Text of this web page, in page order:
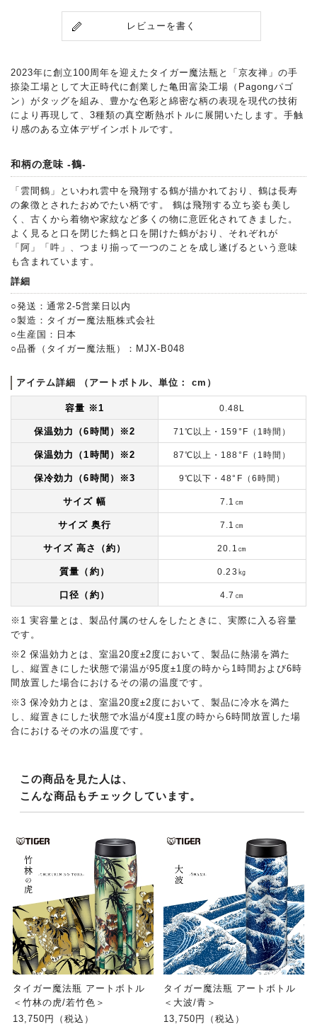
レビューを書く
2023年に創立100周年を迎えたタイガー魔法瓶と「京友禅」の手
捺染工場として大正時代に創業した亀田富染工場（Pagongパゴ
ン）がタッグを組み、豊かな色彩と綿密な柄の表現を現代の技術
により再現して、3種類の真空断熱ボトルに展開いたします。手触
り感のある立体デザインボトルです。
和柄の意味 -鶴-
「雲間鶴」といわれ雲中を飛翔する鶴が描かれており、鶴は長寿
の象徴とされたおめでたい柄です。 鶴は飛翔する立ち姿も美し
く、古くから着物や家紋など多くの物に意匠化されてきました。
よく見ると口を閉じた鶴と口を開けた鶴がおり、それぞれが
「阿」「吽」、つまり揃って一つのことを成し遂げるという意味
も含まれています。
詳細
○発送：通常2-5営業日以内
○製造：タイガー魔法瓶株式会社
○生産国：日本
○品番（タイガー魔法瓶）：MJX-B048
アイテム詳細 （アートボトル、単位： cm）
容量 ※1 0.48L
保温効力（6時間） ※2 71℃以上・159°F（1時間）
保温効力（1時間） ※2 87℃以上・188°F（1時間）
保冷効力（6時間） ※3 9℃以下・48°F（6時間）
サイズ 幅 7.1㎝
サイズ 奥行 7.1㎝
サイズ 高さ（約） 20.1㎝
質量（約） 0.23㎏
口径（約） 4.7㎝
※1 実容量とは、製品付属のせんをしたときに、実際に入る容量
です。
※2 保温効力とは、室温20度±2度において、製品に熱湯を満た
し、縦置きにした状態で湯温が95度±1度の時から1時間および6時
間放置した場合におけるその湯の温度です。
※3 保冷効力とは、室温20度±2度において、製品に冷水を満た
し、縦置きにした状態で水温が4度±1度の時から6時間放置した場
合におけるその水の温度です。
この商品を見た人は、
こんな商品もチェックしています。
タイガー魔法瓶 アートボトル
＜竹林の虎/若竹色＞
13,750円（税込）
タイガー魔法瓶 アートボトル
＜大波/青＞
13,750円（税込）